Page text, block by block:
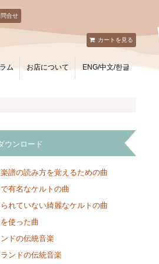
カートを見る
合せ
ム お店について ENG/中文/한글
ウンロード
譜の読み方を覚えるための曲
有名なケルトの曲
れていない綺麗なケルトの曲
使った曲
ドの伝統音楽
ンドの伝統音楽